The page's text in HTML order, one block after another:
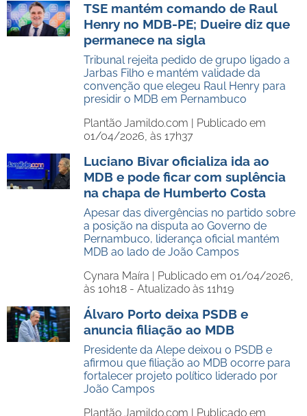
TSE mantém comando de Raul
Henry no MDB-PE; Dueire diz que
permanece na sigla
Tribunal rejeita pedido de grupo ligado a
Jarbas Filho e mantém validade da
convenção que elegeu Raul Henry para
presidir o MDB em Pernambuco
Plantão Jamildo.com | Publicado em
01/04/2026, às 17h37
Luciano Bivar oficializa ida ao
MDB e pode ficar com suplência
na chapa de Humberto Costa
Apesar das divergências no partido sobre
a posição na disputa ao Governo de
Pernambuco, liderança oficial mantém
MDB ao lado de João Campos
Cynara Maíra | Publicado em 01/04/2026,
às 10h18 - Atualizado às 11h19
Álvaro Porto deixa PSDB e
anuncia filiação ao MDB
Presidente da Alepe deixou o PSDB e
afirmou que filiação ao MDB ocorre para
fortalecer projeto político liderado por
João Campos
Plantão Jamildo.com | Publicado em